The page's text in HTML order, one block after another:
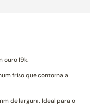
ouro 19k.
friso que contorna a
de largura. Ideal para o